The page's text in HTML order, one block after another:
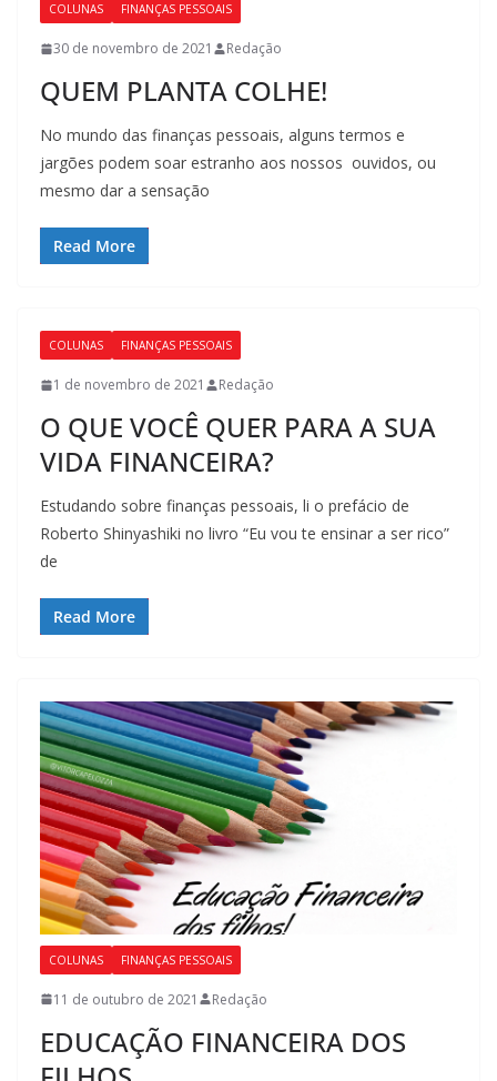
COLUNAS FINANÇAS PESSOAIS
30 de novembro de 2021 Redação
QUEM PLANTA COLHE!
No mundo das finanças pessoais, alguns termos e
jargões podem soar estranho aos nossos ouvidos, ou
mesmo dar a sensação
Read More
COLUNAS FINANÇAS PESSOAIS
1 de novembro de 2021 Redação
O QUE VOCÊ QUER PARA A SUA
VIDA FINANCEIRA?
Estudando sobre finanças pessoais, li o prefácio de
Roberto Shinyashiki no livro “Eu vou te ensinar a ser rico”
de
Read More
COLUNAS FINANÇAS PESSOAIS
11 de outubro de 2021 Redação
EDUCAÇÃO FINANCEIRA DOS